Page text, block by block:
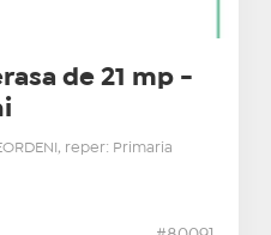
de 21 mp -
reper: Primaria